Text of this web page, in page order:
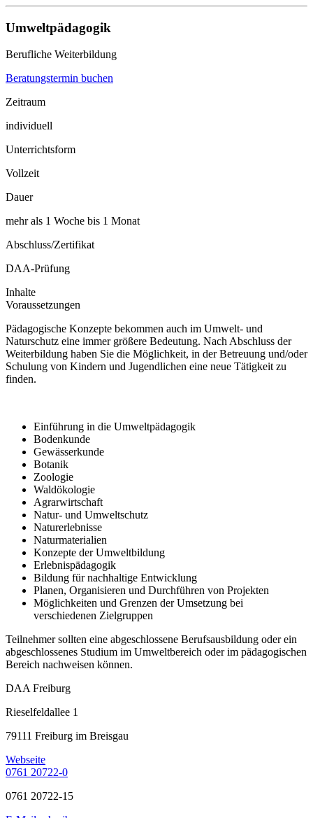
Umweltpädagogik
Berufliche Weiterbildung
Beratungstermin buchen
Zeitraum
individuell
Unterrichtsform
Vollzeit
Dauer
mehr als 1 Woche bis 1 Monat
Abschluss/Zertifikat
DAA-Prüfung
Inhalte
Voraussetzungen
Pädagogische Konzepte bekommen auch im Umwelt- und
Naturschutz eine immer größere Bedeutung. Nach Abschluss der
Weiterbildung haben Sie die Möglichkeit, in der Betreuung und/oder
Schulung von Kindern und Jugendlichen eine neue Tätigkeit zu
finden.
Einführung in die Umweltpädagogik
Bodenkunde
Gewässerkunde
Botanik
Zoologie
Waldökologie
Agrarwirtschaft
Natur- und Umweltschutz
Naturerlebnisse
Naturmaterialien
Konzepte der Umweltbildung
Erlebnispädagogik
Bildung für nachhaltige Entwicklung
Planen, Organisieren und Durchführen von Projekten
Möglichkeiten und Grenzen der Umsetzung bei
verschiedenen Zielgruppen
Teilnehmer sollten eine abgeschlossene Berufsausbildung oder ein
abgeschlossenes Studium im Umweltbereich oder im pädagogischen
Bereich nachweisen können.
DAA Freiburg
Rieselfeldallee 1
79111 Freiburg im Breisgau
Webseite
0761 20722-0
0761 20722-15